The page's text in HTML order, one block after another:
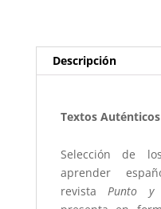
Descripción
Textos Auténticos
Selección de
aprender
revistaPunto y